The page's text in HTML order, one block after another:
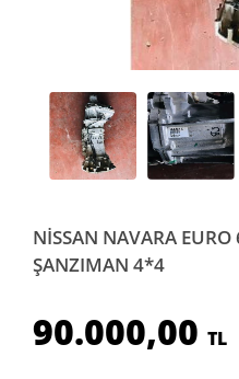
NİSSAN NAVARA
ŞANZIMAN 4*4
90.000,00 TL